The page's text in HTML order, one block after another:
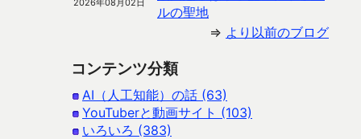
2026年08月02日
ルの聖地
⇒ より以前のブログ
コンテンツ分類
AI（人工知能）の話 (63)
YouTuberと動画サイト (103)
いろいろ (383)